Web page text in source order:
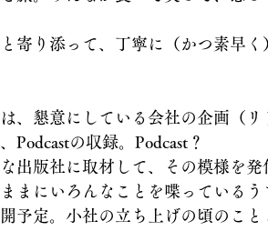
と寄り添って、丁寧に（かつ素早
、懇意にしている会社の企画（
Podcastの収録。Podcast？
出版社に取材して、その模様を
まにいろんなことを喋っている
予定。小社の立ち上げの頃のこ